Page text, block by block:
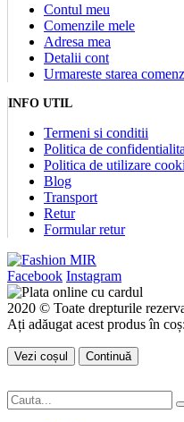
Contul meu
Comenzile mele
Adresa mea
Detalii cont
Urmareste starea
INFO UTIL
Termeni si conditii
Politica de
Politica de utilizare
Blog
Transport
Retur
Formular retur
Facebook Instagram
2020 © Toate drepturile
Ați adăugat acest produs în coș:
Vezi coșul Continuă